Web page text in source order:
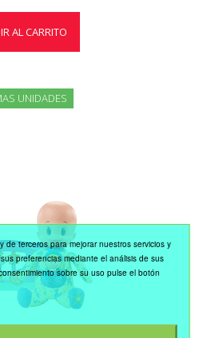
AL CARRITO
UNIDADES
de terceros para mejorar nuestros servicios y
preferencias mediante el análisis de sus
sobre su uso pulse el botón